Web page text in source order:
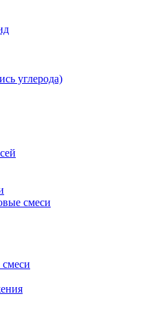
углерода)
смеси